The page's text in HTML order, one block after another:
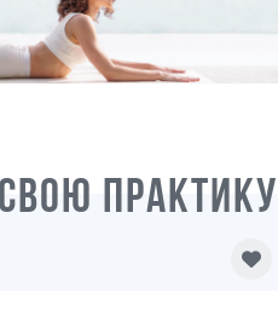
СВОЮ ПРАКТИКУ